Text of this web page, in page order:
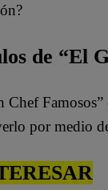
de “El
por medio